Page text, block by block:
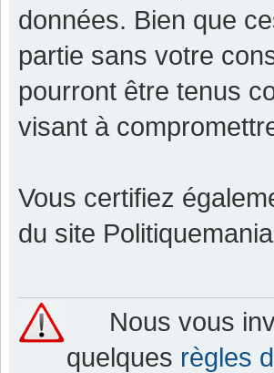
données. Bien que
partie sans votre
pourront être tenus
visant à
Vous certifiez
du site
Nous vous
quelques règles